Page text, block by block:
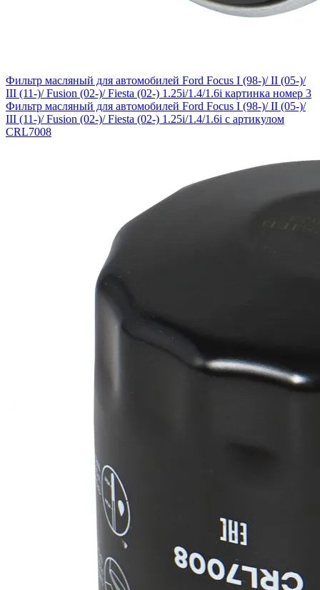
Фильтр масляный для автомобилей Ford Focus I (98-)/ II (05-)/
III (11-)/ Fusion (02-)/ Fiesta (02-) 1.25i/1.4/1.6i картинка номер 3
Фильтр масляный для автомобилей Ford Focus I (98-)/ II (05-)/
III (11-)/ Fusion (02-)/ Fiesta (02-) 1.25i/1.4/1.6i с артикулом
CRL7008